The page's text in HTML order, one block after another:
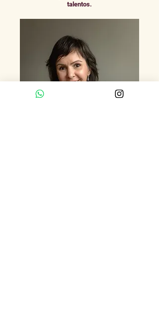
talentos.